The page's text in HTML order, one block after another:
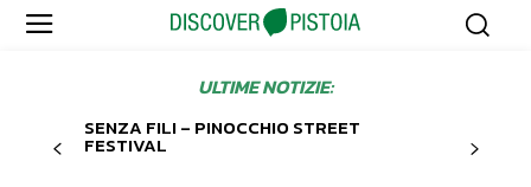
ULTIME NOTIZIE:
SENZA FILI – PINOCCHIO STREET
FESTIVAL